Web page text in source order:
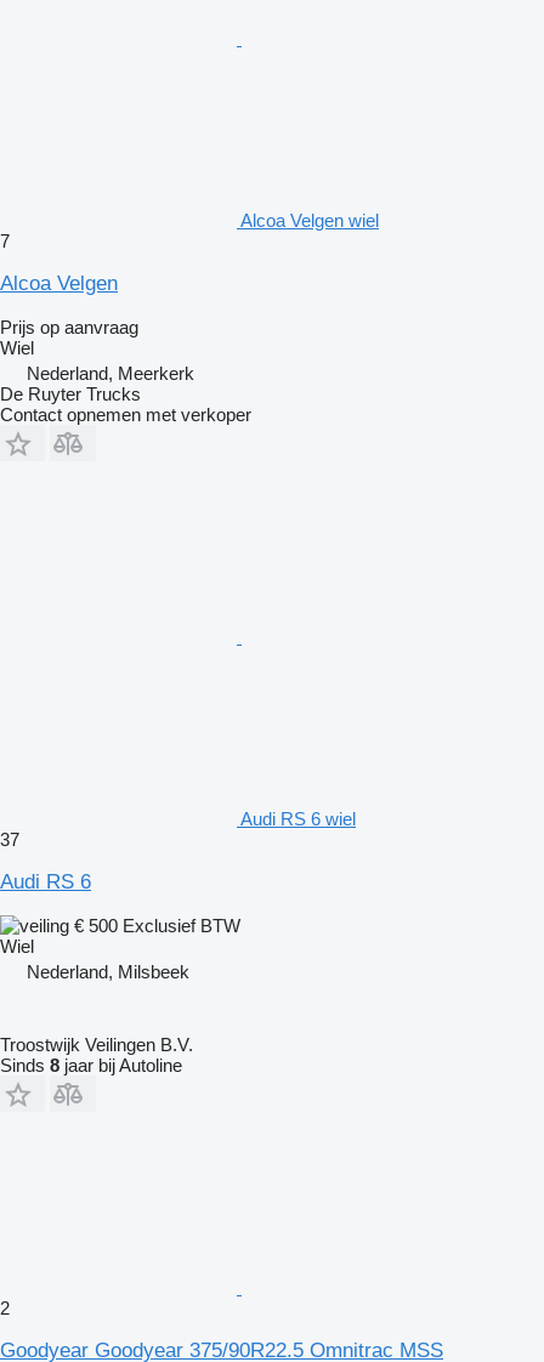
Alcoa Velgen wiel
7
Alcoa Velgen
Prijs op aanvraag
Wiel
Nederland, Meerkerk
De Ruyter Trucks
Contact opnemen met verkoper
Audi RS 6 wiel
37
Audi RS 6
€ 500 Exclusief BTW
Wiel
Nederland, Milsbeek
Troostwijk Veilingen B.V.
Sinds 8 jaar bij Autoline
2
Goodyear Goodyear 375/90R22.5 Omnitrac MSS